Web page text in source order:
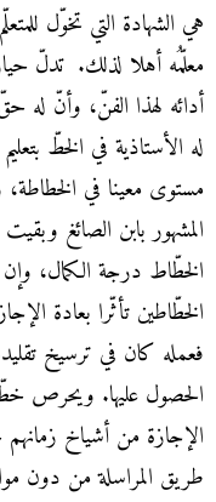
هي الشهادة التي تخوّل
معلّمُه أهلا لذلك. تدلّ
أدائه لهذا الفنّ، وأنّ له حقّ
له الأستاذية في الخطّ
مستوى معينا في
المشهور بابن الصائغ
الخطّاط درجة الكمال،
الخطّاطين تأثّرا بعادة
فعمله كان في ترسيخ
الحصول عليها. ويحرص
الإجازة من أشياخ
طريق المراسلة من دون